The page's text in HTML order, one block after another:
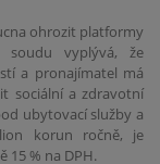
ohrozit platformy
soudu vyplývá, že
a pronajímatel má
sociální a zdravotní
ubytovací služby a
korun ročně, je
15 % na DPH.